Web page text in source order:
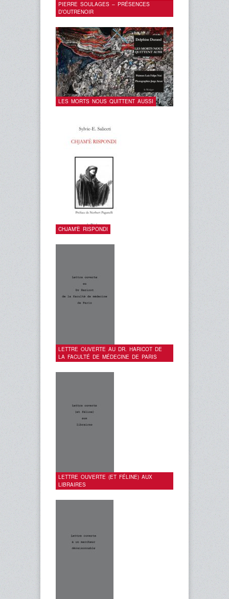
PIERRE SOULAGES – PRÉSENCES
D’OUTRENOIR
LES MORTS NOUS QUITTENT AUSSI
CHJAM’È RISPONDI
LETTRE OUVERTE AU DR. HARICOT DE
LA FACULTÉ DE MÉDECINE DE PARIS
LETTRE OUVERTE (ET FÉLINE) AUX
LIBRAIRES